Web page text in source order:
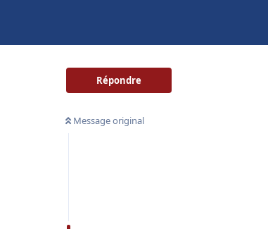
Répondre
Message original